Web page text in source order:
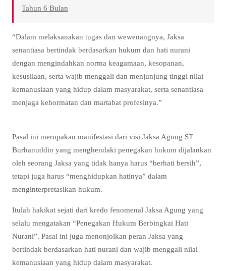
Tahun 6 Bulan
“Dalam melaksanakan tugas dan wewenangnya, Jaksa
senantiasa bertindak berdasarkan hukum dan hati nurani
dengan mengindahkan norma keagamaan, kesopanan,
kesusilaan, serta wajib menggali dan menjunjung tinggi nilai
kemanusiaan yang hidup dalam masyarakat, serta senantiasa
menjaga kehormatan dan martabat profesinya.”
Pasal ini merupakan manifestasi dari visi Jaksa Agung ST
Burhanuddin yang menghendaki penegakan hukum dijalankan
oleh seorang Jaksa yang tidak hanya harus “berhati bersih”,
tetapi juga harus “menghidupkan hatinya” dalam
menginterpretasikan hukum.
Itulah hakikat sejati dari kredo fenomenal Jaksa Agung yang
selalu mengatakan “Penegakan Hukum Berbingkai Hati
Nurani”. Pasal ini juga menonjolkan peran Jaksa yang
bertindak berdasarkan hati nurani dan wajib menggali nilai
kemanusiaan yang hidup dalam masyarakat.